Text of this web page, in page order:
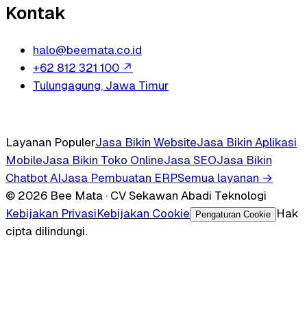
Kontak
halo@beemata.co.id
+62 812 321 100 ↗
Tulungagung, Jawa Timur
Layanan PopulerJasa Bikin WebsiteJasa Bikin Aplikasi
MobileJasa Bikin Toko OnlineJasa SEOJasa Bikin
Chatbot AIJasa Pembuatan ERPSemua layanan →
© 2026 Bee Mata · CV Sekawan Abadi Teknologi
Kebijakan PrivasiKebijakan Cookie Pengaturan Cookie
Hak
cipta dilindungi.